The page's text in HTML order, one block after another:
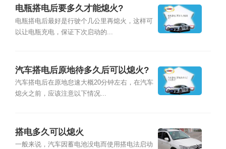
电瓶搭电后要多久才能熄火?
电瓶搭电后最好是行驶个几公里再熄火，这样可
以让电瓶充电，保证下次启动的...
汽车搭电后原地待多久后可以熄火?
汽车搭电后在原地怠速大概20分钟左右，在汽车
熄火之前，应该注意以下情况...
搭电多久可以熄火
一般来说，汽车因蓄电池没电而使用搭电法启动